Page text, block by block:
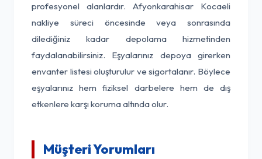
profesyonel alanlardır. Afyonkarahisar Kocaeli
nakliye süreci öncesinde veya sonrasında
dilediğiniz kadar depolama hizmetinden
faydalanabilirsiniz. Eşyalarınız depoya girerken
envanter listesi oluşturulur ve sigortalanır. Böylece
eşyalarınız hem fiziksel darbelere hem de dış
etkenlere karşı koruma altında olur.
Müşteri Yorumları